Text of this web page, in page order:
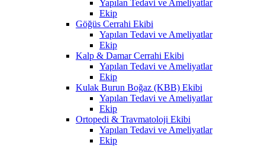
Yapılan Tedavi ve Ameliyatlar
Ekip
Göğüs Cerrahi Ekibi
Yapılan Tedavi ve Ameliyatlar
Ekip
Kalp & Damar Cerrahi Ekibi
Yapılan Tedavi ve Ameliyatlar
Ekip
Kulak Burun Boğaz (KBB) Ekibi
Yapılan Tedavi ve Ameliyatlar
Ekip
Ortopedi & Travmatoloji Ekibi
Yapılan Tedavi ve Ameliyatlar
Ekip